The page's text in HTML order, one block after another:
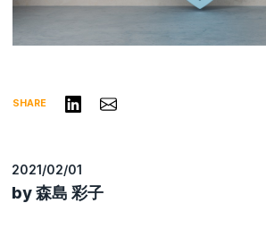
SHARE リンクトインで共有する
Share via Email
2021/02/01
by 森島 彩子